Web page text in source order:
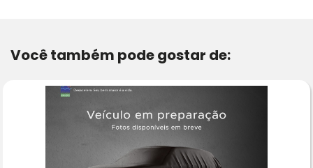
Você também pode gostar de: